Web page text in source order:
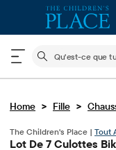
Le champ
Home > Fille >
The Children's Place | Tout
Lot De 7 Culottes